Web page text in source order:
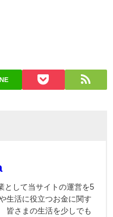
として当サイトの運営を5
生活に役立つお金に関す
皆さまの生活を少しでも